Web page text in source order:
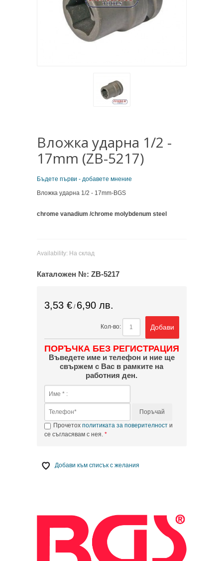
Вложка ударна 1/2 -
17mm (ZB-5217)
Бъдете първи - добавете мнение
Вложка ударна 1/2 - 17mm-BGS
chrome vanadium /chrome molybdenum steel
Availability: На склад
Каталожен №: ZB-5217
3,53 €/ 6,90 лв.
Кол-во: Добави
ПОРЪЧКА БЕЗ РЕГИСТРАЦИЯ
Въведете име и телефон и ние ще
свържем с Вас в рамките на
работния ден.
Поръчай
Прочетох политиката за поверителности
се съгласявам с нея.
Добави към списък с желания